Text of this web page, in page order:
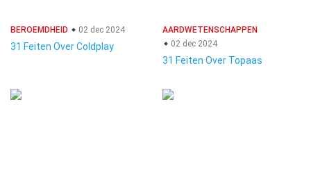
BEROEMDHEID 02 dec 2024
31 Feiten Over Coldplay
AARDWETENSCHAPPEN
02 dec 2024
31 Feiten Over Topaas